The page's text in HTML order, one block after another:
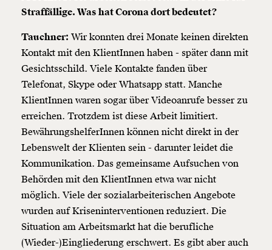
Straffällige. Was hat Corona dort bedeutet?
Tauchner: Wir konnten drei Monate keinen direkten
Kontakt mit den KlientInnen haben - später dann mit
Gesichtsschild. Viele Kontakte fanden über
Telefonat, Skype oder Whatsapp statt. Manche
KlientInnen waren sogar über Videoanrufe besser zu
erreichen. Trotzdem ist diese Arbeit limitiert.
BewährungshelferInnen können nicht direkt in der
Lebenswelt der Klienten sein - darunter leidet die
Kommunikation. Das gemeinsame Aufsuchen von
Behörden mit den KlientInnen etwa war nicht
möglich. Viele der sozialarbeiterischen Angebote
wurden auf Kriseninterventionen reduziert. Die
Situation am Arbeitsmarkt hat die berufliche
(Wieder-)Eingliederung erschwert. Es gibt aber auch